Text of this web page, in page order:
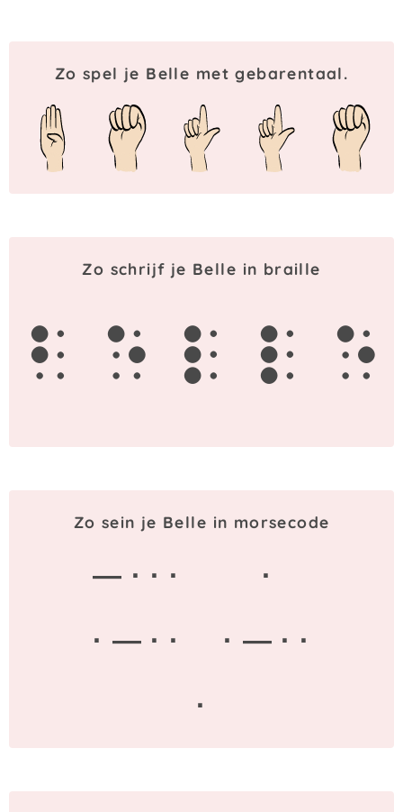
Zo spel je Belle met gebarentaal.
Zo schrijf je Belle in braille
b e l l e
Zo sein je Belle in morsecode
— · · ·
·
· — · ·
· — · ·
·